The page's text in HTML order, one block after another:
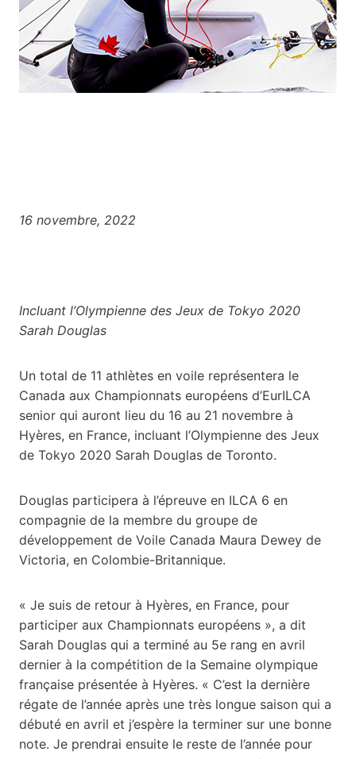
16 novembre, 2022
Incluant l’Olympienne des Jeux de Tokyo 2020
Sarah Douglas
Un total de 11 athlètes en voile représentera le
Canada aux Championnats européens d’EurILCA
senior qui auront lieu du 16 au 21 novembre à
Hyères, en France, incluant l’Olympienne des Jeux
de Tokyo 2020 Sarah Douglas de Toronto.
Douglas participera à l’épreuve en ILCA 6 en
compagnie de la membre du groupe de
développement de Voile Canada Maura Dewey de
Victoria, en Colombie-Britannique.
« Je suis de retour à Hyères, en France, pour
participer aux Championnats européens », a dit
Sarah Douglas qui a terminé au 5e rang en avril
dernier à la compétition de la Semaine olympique
française présentée à Hyères. « C’est la dernière
régate de l’année après une très longue saison qui a
débuté en avril et j’espère la terminer sur une bonne
note. Je prendrai ensuite le reste de l’année pour